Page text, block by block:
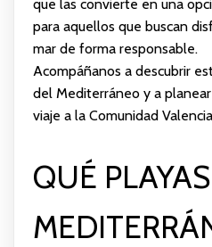
que las convierte en una
para aquellos que buscan
mar de forma responsable.
Acompáñanos a descubrir
del Mediterráneo y a
viaje a la Comunidad
QUÉ